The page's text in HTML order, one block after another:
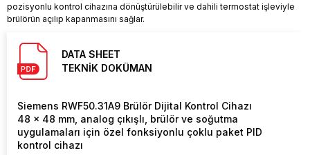
pozisyonlu kontrol cihazına dönüştürülebilir ve dahili termostat işleviyle
brülörün açılıp kapanmasını sağlar.
DATA SHEET
TEKNİK DOKÜMAN
Siemens RWF50.31A9 Brülör Dijital Kontrol Cihazı
48 x 48 mm, analog çıkışlı, brülör ve soğutma
uygulamaları için özel fonksiyonlu çoklu paket PID
kontrol cihazı